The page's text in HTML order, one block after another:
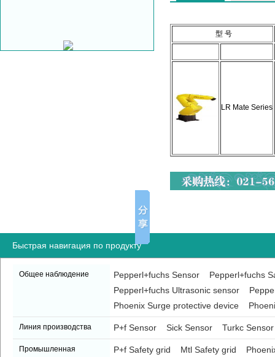
型 号
LR Mate Series
Быстрая навигация по продукту
Общее наблюдение Pepperl+fuchs Sensor
Pepperl+fuchs
Pepperl+fuchs Ultrasonic sensor
Phoenix Surge protective device
Линия производства P+f Sensor Sick Sensor Turkc Sensor
Промышленная
P+f Safety grid Mtl Safety grid